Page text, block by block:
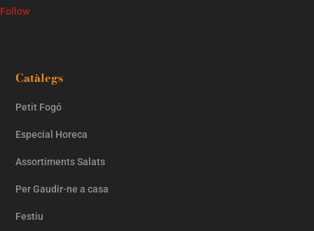
Follow
Catàlegs
Petit Fogó
Especial Horeca
Assortiments Salats
Per Gaudir-ne a casa
Festiu